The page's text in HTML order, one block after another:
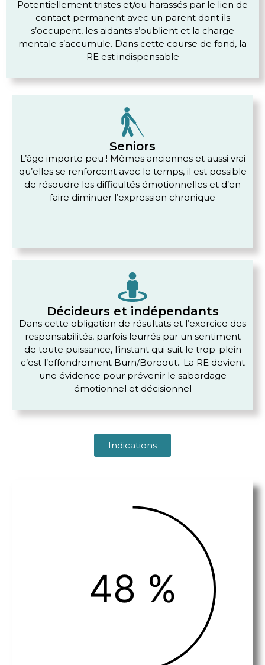
Potentiellement tristes et/ou harassés par le lien de
contact permanent avec un parent dont ils
s’occupent, les aidants s’oublient et la charge
mentale s’accumule. Dans cette course de fond, la
RE est indispensable
Seniors
L’âge importe peu ! Mêmes anciennes et aussi vrai
qu’elles se renforcent avec le temps, il est possible
de résoudre les difficultés émotionnelles et d’en
faire diminuer l’expression chronique
Décideurs et indépendants
Dans cette obligation de résultats et l’exercice des
responsabilités, parfois leurrés par un sentiment
de toute puissance, l’instant qui suit le trop-plein
c’est l’effondrement Burn/Boreout.. La RE devient
une évidence pour prévenir le sabordage
émotionnel et décisionnel
Indications
48 %